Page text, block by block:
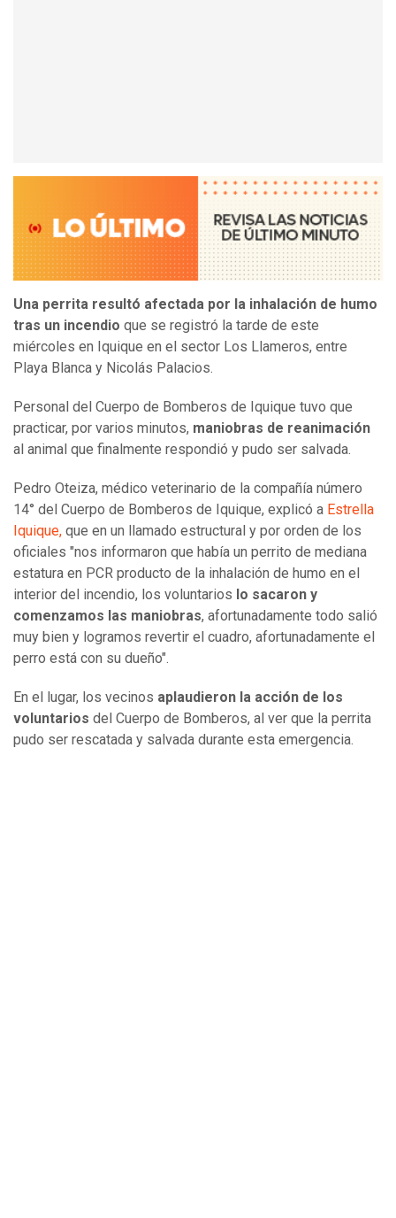
Una perrita resultó afectada por la inhalación de humo
tras un incendio que se registró la tarde de este
miércoles en Iquique en el sector Los Llameros, entre
Playa Blanca y Nicolás Palacios.
Personal del Cuerpo de Bomberos de Iquique tuvo que
practicar, por varios minutos, maniobras de reanimación
al animal que finalmente respondió y pudo ser salvada.
Pedro Oteiza, médico veterinario de la compañía número
14° del Cuerpo de Bomberos de Iquique, explicó a Estrella
Iquique, que en un llamado estructural y por orden de los
oficiales "nos informaron que había un perrito de mediana
estatura en PCR producto de la inhalación de humo en el
interior del incendio, los voluntarios lo sacaron y
comenzamos las maniobras, afortunadamente todo salió
muy bien y logramos revertir el cuadro, afortunadamente el
perro está con su dueño".
En el lugar, los vecinos aplaudieron la acción de los
voluntarios del Cuerpo de Bomberos, al ver que la perrita
pudo ser rescatada y salvada durante esta emergencia.